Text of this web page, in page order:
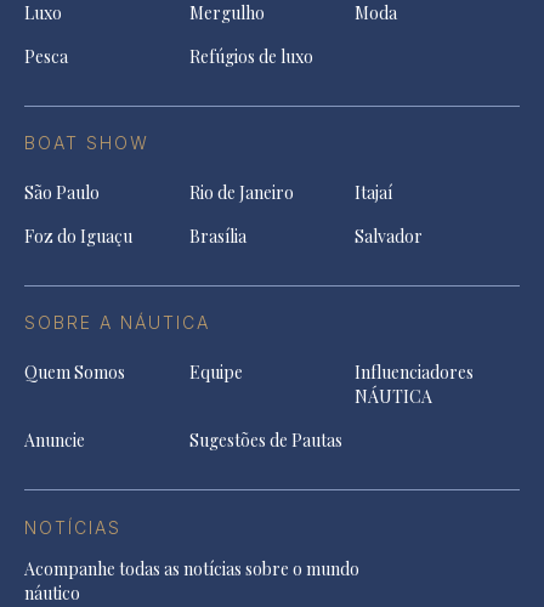
Luxo
Mergulho
Moda
Pesca
Refúgios de luxo
BOAT SHOW
São Paulo Rio de Janeiro
Itajaí
Foz do Iguaçu
Brasília Salvador
SOBRE A NÁUTICA
Quem Somos Equipe
Influenciadores
NÁUTICA
Anuncie
Sugestões de Pautas
NOTÍCIAS
Acompanhe todas as notícias sobre o mundo
náutico